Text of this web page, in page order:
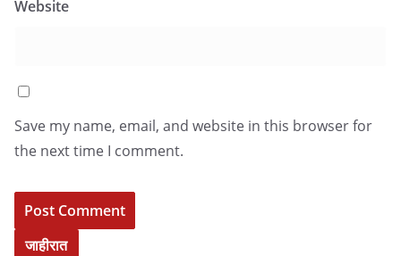
Website
Save my name, email, and website in this browser for
the next time I comment.
जाहीरात